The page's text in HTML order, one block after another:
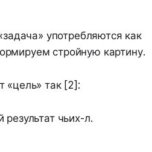
употребляются как
стройную картину.
«цель» так [2]:
чьих-л.